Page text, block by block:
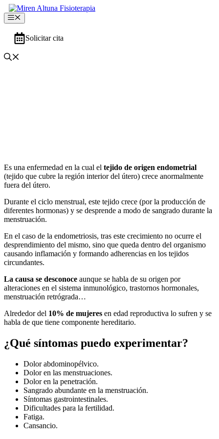
Saltar
al
contenido
Menú
Solicitar cita
Es una enfermedad en la cual el tejido de origen endometrial
(tejido que cubre la región interior del útero) crece anormalmente
fuera del útero.
Durante el ciclo menstrual, este tejido crece (por la producción de
diferentes hormonas) y se desprende a modo de sangrado durante la
menstruación.
En el caso de la endometriosis, tras este crecimiento no ocurre el
desprendimiento del mismo, sino que queda dentro del organismo
causando inflamación y formando adherencias en los tejidos
circundantes.
La causa se desconoce aunque se habla de su origen por
alteraciones en el sistema inmunológico, trastornos hormonales,
menstruación retrógrada…
Alrededor del 10% de mujeres en edad reproductiva lo sufren y se
habla de que tiene componente hereditario.
¿Qué síntomas puedo experimentar?
Dolor abdominopélvico.
Dolor en las menstruaciones.
Dolor en la penetración.
Sangrado abundante en la menstruación.
Síntomas gastrointestinales.
Dificultades para la fertilidad.
Fatiga.
Cansancio.